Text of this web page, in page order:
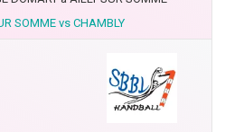
SOMME vs CHAMBLY